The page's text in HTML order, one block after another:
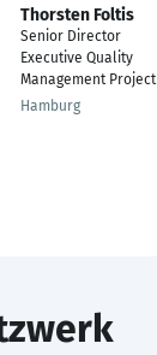
Thorsten Foltis
Senior Director
Executive Quality
Management Project
Hamburg